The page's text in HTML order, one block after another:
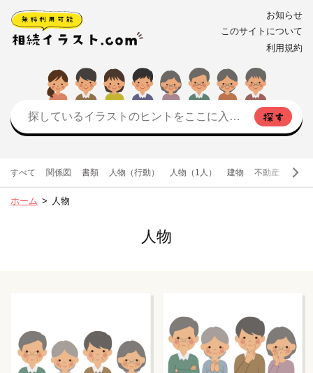
お知らせ
このサイトについて
利用規約
すべて 関係図 書類 人物（行動） 人物（1人） 建物 不動産 お金
人物
ホーム 人物